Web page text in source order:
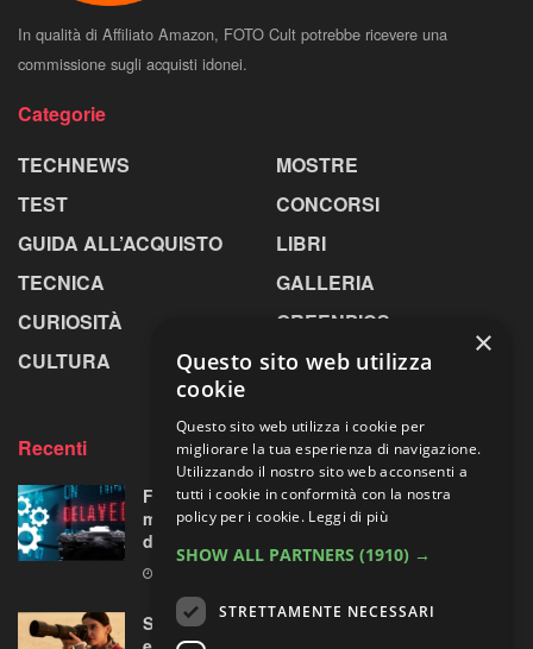
In qualità di Affiliato Amazon, FOTO Cult potrebbe ricevere una
commissione sugli acquisti idonei.
Categorie
TECHNEWS
TEST
GUIDA ALL’ACQUISTO
TECNICA
CURIOSITÀ
CULTURA
MOSTRE
CONCORSI
LIBRI
GALLERIA
GREENPICS
LA RIVISTA
Recenti
Fujifilm X-T6: cambio di programma a Parigi,
ma all’orizzonte si intravede una “doppietta”
di ottiche XF
Sony guarda lontano senza chiedere troppo:
×
Questo sito web utilizza
cookie
Questo sito web utilizza i cookie per
migliorare la tua esperienza di navigazione.
Utilizzando il nostro sito web acconsenti a
tutti i cookie in conformità con la nostra
policy per i cookie. Leggi di più
SHOW ALL PARTNERS (1910) →
STRETTAMENTE NECESSARI